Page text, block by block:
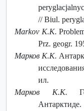
// Biul.
Markov K.K.
Prz. geogr.
Марков К.К.
ил.
Марков К.К.